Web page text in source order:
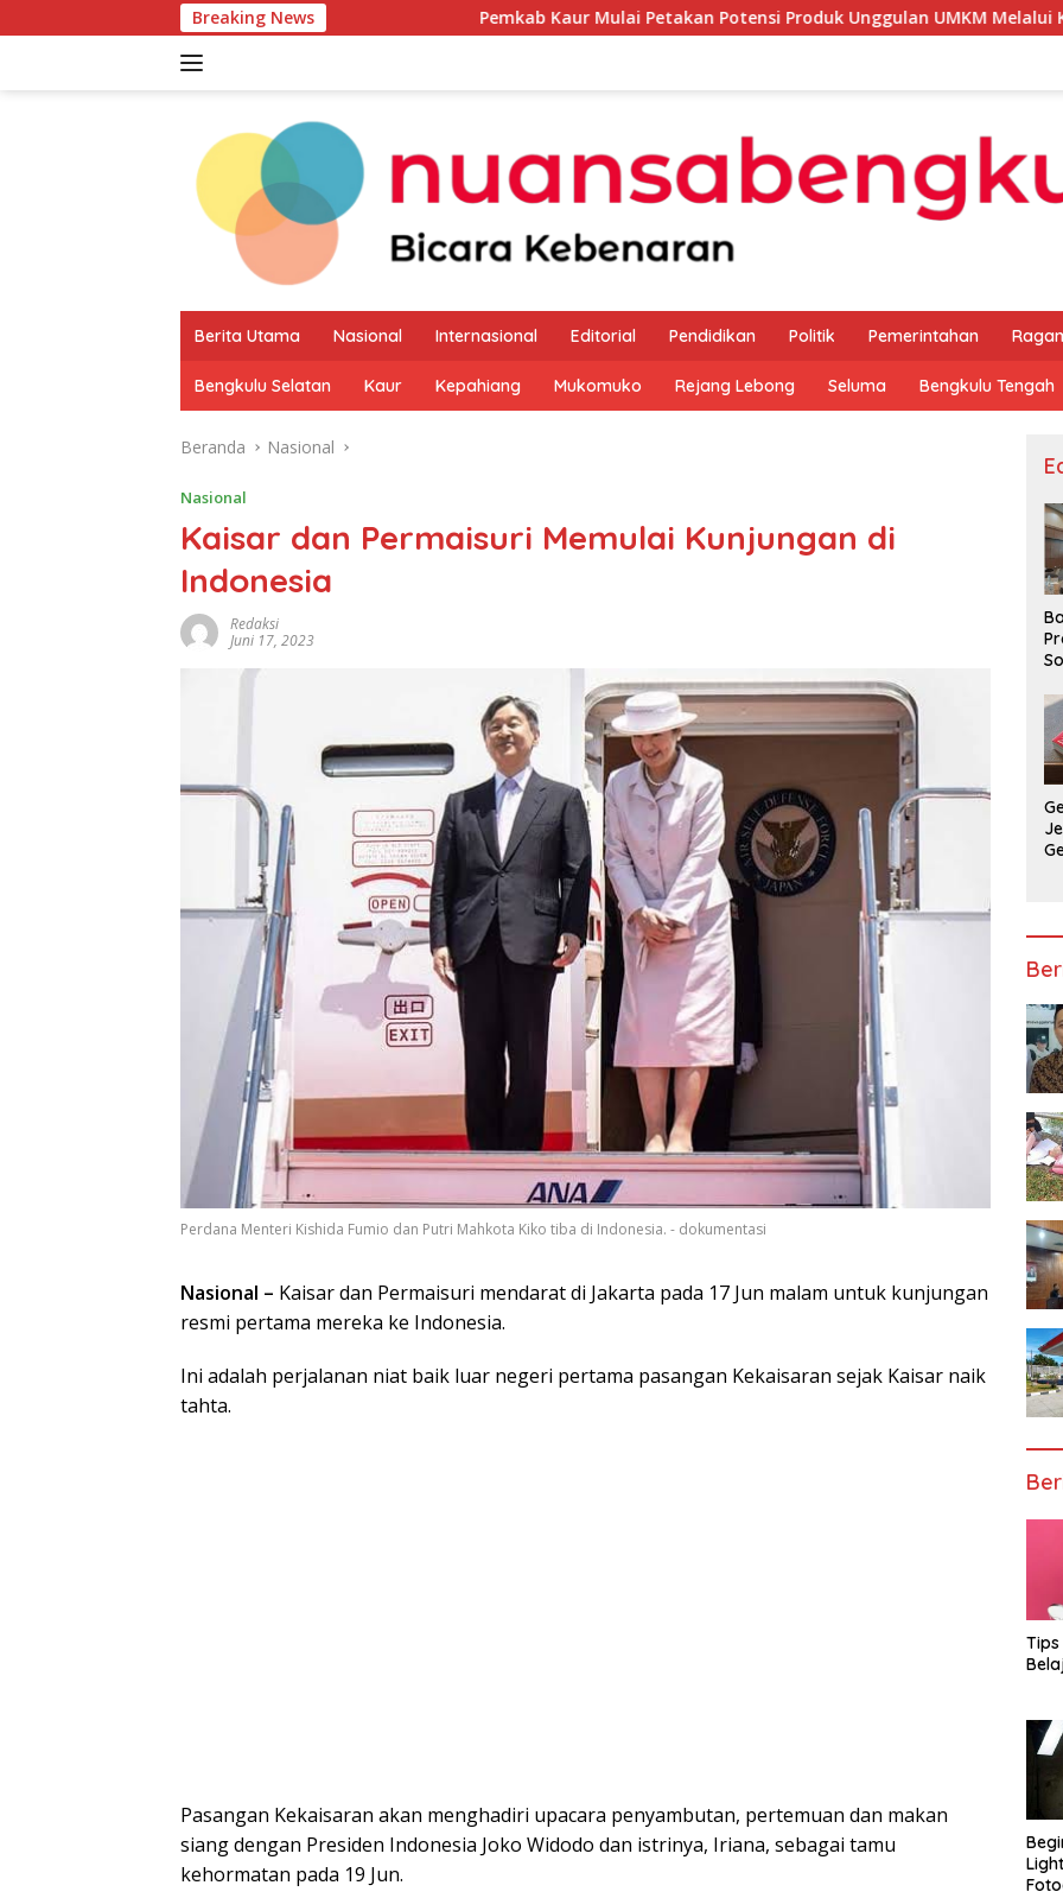
ke
Breaking News Pemkab Kaur Mulai Petakan Potensi Produk Unggulan UMKM Melalui Kajian Bank
Berita Utama Nasional Internasional Editorial Pendidikan Politik Pemerintahan
Bengkulu Selatan Kaur Kepahiang Mukomuko Rejang Lebong Seluma Bengkulu Tengah
Beranda Nasional
Nasional
Kaisar dan Permaisuri Memulai Kunjungan di
Indonesia
Redaksi
Juni 17, 2023
Perdana Menteri Kishida Fumio dan Putri Mahkota Kiko tiba di Indonesia. - dokumentasi
Nasional – Kaisar dan Permaisuri mendarat di Jakarta pada 17 Jun malam untuk kunjungan
resmi pertama mereka ke Indonesia.
Ini adalah perjalanan niat baik luar negeri pertama pasangan Kekaisaran sejak Kaisar naik
tahta.
Pasangan Kekaisaran akan menghadiri upacara penyambutan, pertemuan dan makan
siang dengan Presiden Indonesia Joko Widodo dan istrinya, Iriana, sebagai tamu
kehormatan pada 19 Jun.